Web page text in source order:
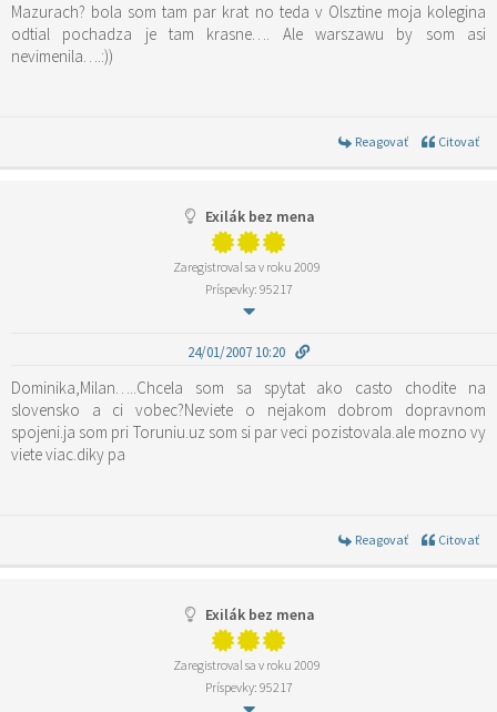
Mazurach? bola som tam par krat no teda v Olsztine moja kolegina
odtial pochadza je tam krasne…. Ale warszawu by som asi
nevimenila….:))
Reagovať Citovať
Exilák bez mena
Zaregistroval sa v roku 2009
Príspevky: 95217
24/01/2007 10:20
Dominika,Milan…..Chcela som sa spytat ako casto chodite na
slovensko a ci vobec?Neviete o nejakom dobrom dopravnom
spojeni.ja som pri Toruniu.uz som si par veci pozistovala.ale mozno vy
viete viac.diky pa
Reagovať Citovať
Exilák bez mena
Zaregistroval sa v roku 2009
Príspevky: 95217